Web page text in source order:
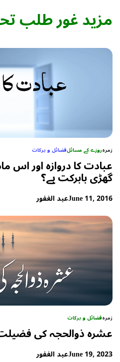
مزید غور طلب
زمرہروزے کے مسائلفضائل و برکات
عبادت کا دروازہ اور
گھڑی بابرکت ہے؟
June 11, 2016عبد الغفور
زمرہفضائل و برکات
عشرہ ذوالحجہ کی
June 19, 2023عبد الغفور